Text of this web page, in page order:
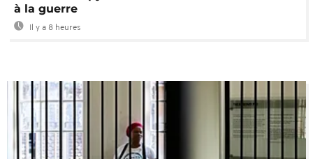
à la guerre
Il y a 8 heures